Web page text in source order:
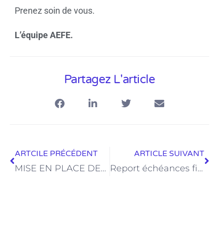
Prenez soin de vous.
L’équipe AEFE.
Partagez L'article
ARTCILE PRÉCÉDENT
MISE EN PLACE DES FORMATIONS A DISTANCE
ARTICLE SUIVANT
Report échéances fiscales et sociales